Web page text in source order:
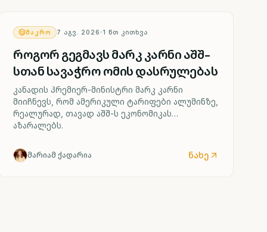
ᲛᲐᲙᲠᲝ 7 ᲐᲒᲕ. 2026 1 ᲬᲗ ᲙᲘᲗᲮᲕᲐ
როგორ გეგმავს მარკ კარნი აშშ-
სთან სავაჭრო ომის დასრულებას
კანადის პრემიერ-მინისტრი მარკ კარნი
მიიჩნევს, რომ ამერიკული ტარიფები ალუმინზე,
რეალურად, თავად აშშ-ს ეკონომიკას
აზარალებს.
მარიამ ქადარია ნახე